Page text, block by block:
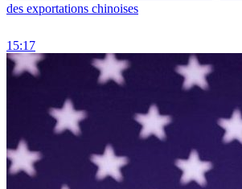
des exportations chinoises
15:17